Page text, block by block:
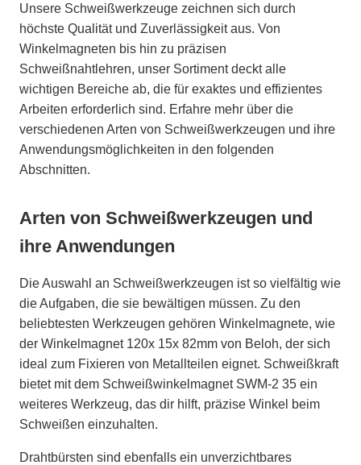
Unsere Schweißwerkzeuge zeichnen sich durch
höchste Qualität und Zuverlässigkeit aus. Von
Winkelmagneten bis hin zu präzisen
Schweißnahtlehren, unser Sortiment deckt alle
wichtigen Bereiche ab, die für exaktes und effizientes
Arbeiten erforderlich sind. Erfahre mehr über die
verschiedenen Arten von Schweißwerkzeugen und ihre
Anwendungsmöglichkeiten in den folgenden
Abschnitten.
Arten von Schweißwerkzeugen und
ihre Anwendungen
Die Auswahl an Schweißwerkzeugen ist so vielfältig wie
die Aufgaben, die sie bewältigen müssen. Zu den
beliebtesten Werkzeugen gehören Winkelmagnete, wie
der Winkelmagnet 120x 15x 82mm von Beloh, der sich
ideal zum Fixieren von Metallteilen eignet. Schweißkraft
bietet mit dem Schweißwinkelmagnet SWM-2 35 ein
weiteres Werkzeug, das dir hilft, präzise Winkel beim
Schweißen einzuhalten.
Drahtbürsten sind ebenfalls ein unverzichtbares